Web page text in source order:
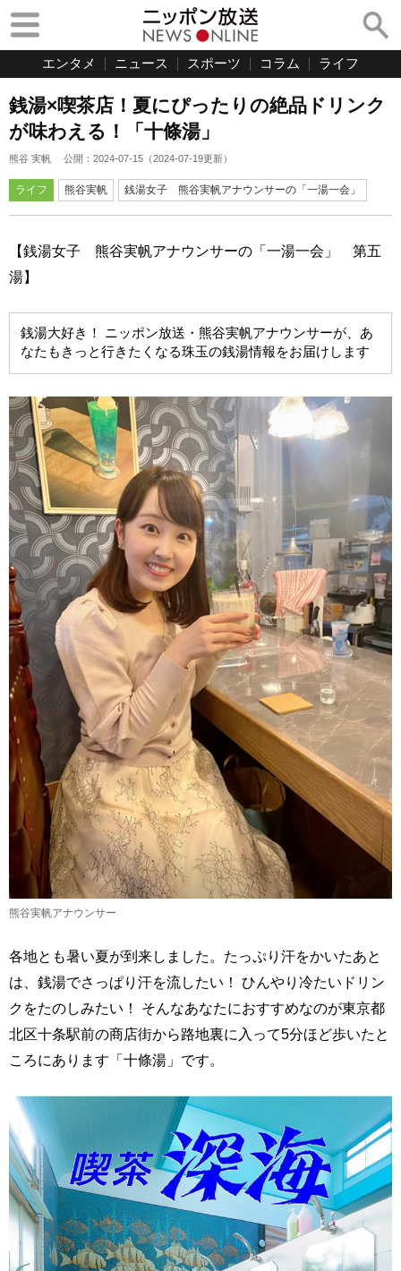
エンタメ ニュース スポーツ コラム ライフ
銭湯×喫茶店！夏にぴったりの絶品ドリンク
が味わえる！「十條湯」
熊谷 実帆 公開： 2024-07-15 （2024-07-19更新）
ライフ 熊谷実帆 銭湯女子 熊谷実帆アナウンサーの「一湯一会」
【銭湯女子 熊谷実帆アナウンサーの「一湯一会」 第五
湯】
銭湯大好き！ ニッポン放送・熊谷実帆アナウンサーが、あ
なたもきっと行きたくなる珠玉の銭湯情報をお届けします
熊谷実帆アナウンサー
各地とも暑い夏が到来しました。たっぷり汗をかいたあと
は、銭湯でさっぱり汗を流したい！ ひんやり冷たいドリン
クをたのしみたい！ そんなあなたにおすすめなのが東京都
北区十条駅前の商店街から路地裏に入って5分ほど歩いたと
ころにあります「十條湯」です。